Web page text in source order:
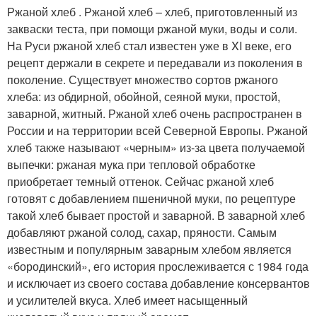
Ржаной хлеб . Ржаной хлеб – хлеб, приготовленный из
закваски теста, при помощи ржаной муки, воды и соли.
На Руси ржаной хлеб стал известен уже в XI веке, его
рецепт держали в секрете и передавали из поколения в
поколение. Существует множество сортов ржаного
хлеба: из обдирной, обойной, сеяной муки, простой,
заварной, житный. Ржаной хлеб очень распространен в
России и на территории всей Северной Европы. Ржаной
хлеб также называют «черным» из-за цвета получаемой
выпечки: ржаная мука при тепловой обработке
приобретает темный оттенок. Сейчас ржаной хлеб
готовят с добавлением пшеничной муки, по рецептуре
такой хлеб бывает простой и заварной. В заварной хлеб
добавляют ржаной солод, сахар, пряности. Самым
известным и популярным заварным хлебом является
«бородинский», его история прослеживается с 1984 года
и исключает из своего состава добавление консервантов
и усилителей вкуса. Хлеб имеет насыщенный